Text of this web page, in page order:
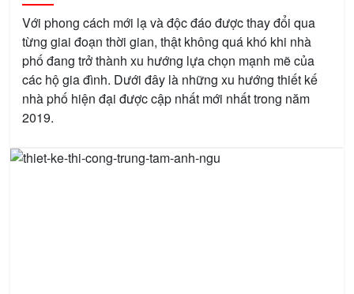
Với phong cách mới lạ và độc đáo được thay đổi qua
từng giai đoạn thời gian, thật không quá khó khi nhà
phố đang trở thành xu hướng lựa chọn mạnh mẽ của
các hộ gia đình. Dưới đây là những xu hướng thiết kế
nhà phố hiện đại được cập nhất mới nhất trong năm
2019.